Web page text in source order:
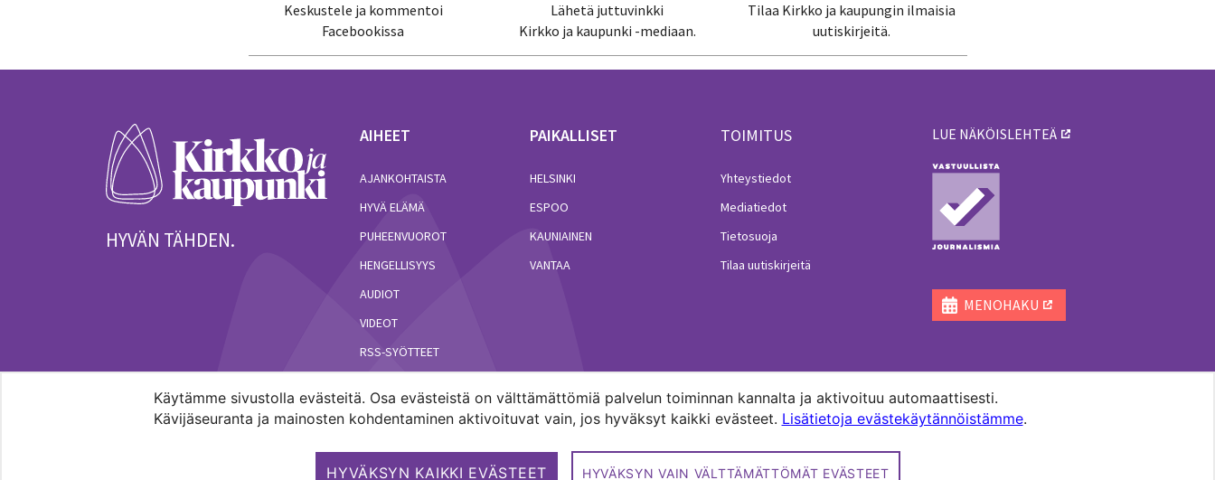
Käytämme sivustolla evästeitä. Osa evästeistä on välttämättömiä palvelun toiminnan kannalta ja aktivoituu automaattisesti.
Kävijäseuranta ja mainosten kohdentaminen aktivoituvat vain, jos hyväksyt kaikki evästeet. Lisätietoja evästekäytännöistämme.
HYVÄKSYN KAIKKI EVÄSTEET HYVÄKSYN VAIN VÄLTTÄMÄTTÖMÄT EVÄSTEET
Keskustele ja kommentoi
Facebookissa
Lähetä juttuvinkki
Kirkko ja kaupunki -mediaan.
Tilaa Kirkko ja kaupungin ilmaisia
uutiskirjeitä.
HYVÄN TÄHDEN.
AIHEET
AJANKOHTAISTA
HYVÄ ELÄMÄ
PUHEENVUOROT
HENGELLISYYS
AUDIOT
VIDEOT
RSS-SYÖTTEET
PAIKALLISET
HELSINKI
ESPOO
KAUNIAINEN
VANTAA
TOIMITUS
Yhteystiedot
Mediatiedot
Tietosuoja
Tilaa uutiskirjeitä
LUE NÄKÖISLEHTEÄ
MENOHAKU